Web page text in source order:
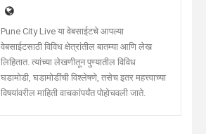
Pune City Live या वेबसाईटचे आपल्या
वेबसाईटसाठी विविध क्षेत्रांतील बातम्या आणि लेख
लिहितात. त्यांच्या लेखणीतून पुण्यातील विविध
घडामोडी, घडामोडींची विश्लेषणे, तसेच इतर महत्त्वाच्या
विषयांवरील माहिती वाचकांपर्यंत पोहोचवली जाते.